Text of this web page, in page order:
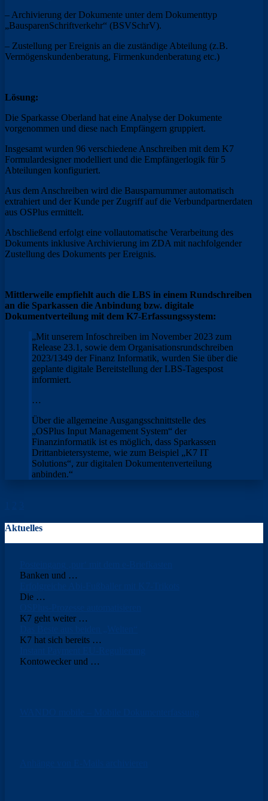
– Archivierung der Dokumente unter dem Dokumenttyp
„BausparenSchriftverkehr“ (BSVSchrV).
– Zustellung per Ereignis an die zuständige Abteilung (z.B.
Vermögenskundenberatung, Firmenkundenberatung etc.)
Lösung:
Die Sparkasse Oberland hat eine Analyse der Dokumente
vorgenommen und diese nach Empfängern gruppiert.
Insgesamt wurden 96 verschiedene Anschreiben mit dem K7
Formulardesigner modelliert und die Empfängerlogik für 5
Abteilungen konfiguriert.
Aus dem Anschreiben wird die Bausparnummer automatisch
extrahiert und der Kunde per Zugriff auf die Verbundpartnerdaten
aus OSPlus ermittelt.
Abschließend erfolgt eine vollautomatische Verarbeitung des
Dokuments inklusive Archivierung im ZDA mit nachfolgender
Zustellung des Dokuments per Ereignis.
Mittlerweile empfiehlt auch die LBS in einem Rundschreiben
an die Sparkassen die Anbindung bzw. digitale
Dokumentverteilung mit dem K7-Erfassungssystem:
„Mit unserem Infoschreiben im November 2023 zum
Release 23.1, sowie dem Organisationsrundschreiben
2023/1349 der Finanz Informatik, wurden Sie über die
geplante digitale Bereitstellung der LBS-Tagespost
informiert.
…
Über die allgemeine Ausgangsschnittstelle des
„OSPlus Input Management System“ der
Finanzinformatik ist es möglich, dass Sparkassen
Drittanbietersysteme, wie zum Beispiel „K7 IT
Solutions“, zur digitalen Dokumentenverteilung
anbinden.“
Aktuelles
Banken und …
Die …
K7 geht weiter …
K7 hat sich bereits …
Kontowecker und …